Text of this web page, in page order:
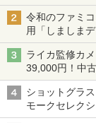
令和のファミ
用「しましま
ライカ監修カ
39,000円！中
ショットグラ
モークセレク